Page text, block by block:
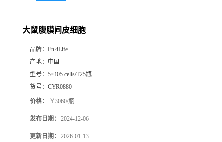
大鼠腹膜间皮细胞
品牌： EnkiLife
产地： 中国
型号： 5×105 cells/T25瓶
货号： CYR0880
价格： ￥3060/瓶
发布日期： 2024-12-06
更新日期： 2026-01-13